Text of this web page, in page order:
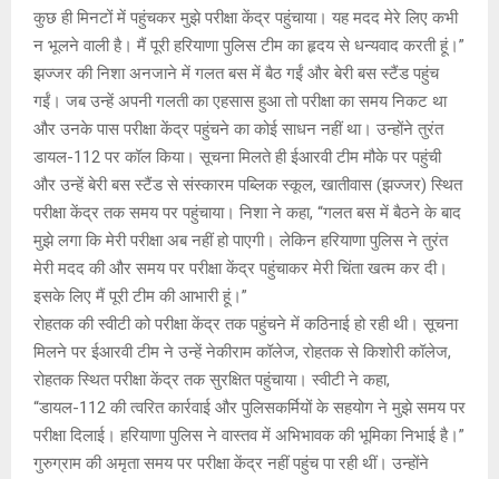
कुछ ही मिनटों में पहुंचकर मुझे परीक्षा केंद्र पहुंचाया। यह मदद मेरे लिए कभी
न भूलने वाली है। मैं पूरी हरियाणा पुलिस टीम का हृदय से धन्यवाद करती हूं।”
झज्जर की निशा अनजाने में गलत बस में बैठ गईं और बेरी बस स्टैंड पहुंच
गईं। जब उन्हें अपनी गलती का एहसास हुआ तो परीक्षा का समय निकट था
और उनके पास परीक्षा केंद्र पहुंचने का कोई साधन नहीं था। उन्होंने तुरंत
डायल-112 पर कॉल किया। सूचना मिलते ही ईआरवी टीम मौके पर पहुंची
और उन्हें बेरी बस स्टैंड से संस्कारम पब्लिक स्कूल, खातीवास (झज्जर) स्थित
परीक्षा केंद्र तक समय पर पहुंचाया। निशा ने कहा, “गलत बस में बैठने के बाद
मुझे लगा कि मेरी परीक्षा अब नहीं हो पाएगी। लेकिन हरियाणा पुलिस ने तुरंत
मेरी मदद की और समय पर परीक्षा केंद्र पहुंचाकर मेरी चिंता खत्म कर दी।
इसके लिए मैं पूरी टीम की आभारी हूं।”
रोहतक की स्वीटी को परीक्षा केंद्र तक पहुंचने में कठिनाई हो रही थी। सूचना
मिलने पर ईआरवी टीम ने उन्हें नेकीराम कॉलेज, रोहतक से किशोरी कॉलेज,
रोहतक स्थित परीक्षा केंद्र तक सुरक्षित पहुंचाया। स्वीटी ने कहा,
“डायल-112 की त्वरित कार्रवाई और पुलिसकर्मियों के सहयोग ने मुझे समय पर
परीक्षा दिलाई। हरियाणा पुलिस ने वास्तव में अभिभावक की भूमिका निभाई है।”
गुरुग्राम की अमृता समय पर परीक्षा केंद्र नहीं पहुंच पा रही थीं। उन्होंने